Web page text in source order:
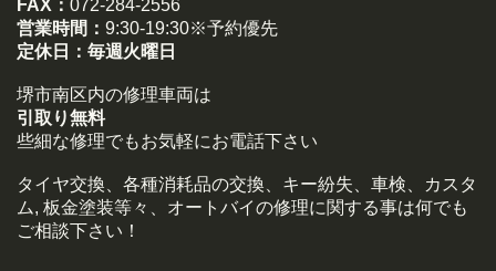
FAX： 072-284-2556
営業時間： 9:30-19:30※予約優先
定休日： 毎週火曜日
堺市南区内の修理車両は
引取り無料
些細な修理でもお気軽にお電話下さい
タイヤ交換、各種消耗品の交換、キー紛失、車検、カスタ
ム, 板金塗装等々、オートバイの修理に関する事は何でも
ご相談下さい！